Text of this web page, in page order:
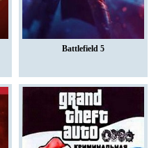
Battlefield 5